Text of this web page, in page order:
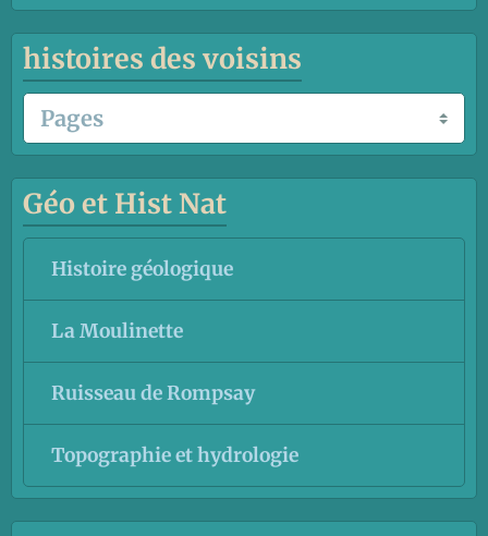
histoires des voisins
Géo et Hist Nat
Histoire géologique
La Moulinette
Ruisseau de Rompsay
Topographie et hydrologie